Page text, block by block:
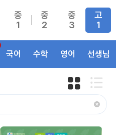
중
1
중
2
중
3
고
1
국어 수학 영어 선생님